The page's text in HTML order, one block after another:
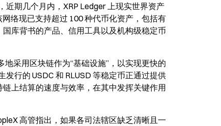
期几个月内，XRP Ledger 上现实世界资产
络现已支持超过 100 种代币化资产，包括有
国库背书的产品、信用工具以及机构级稳定币。
采用区块链作为“基础设施”，以实现更快的
行的 USDC 和 RLUSD 等稳定币正通过提供
上结算的速度与效率，在其中发挥关键作用。
高管指出，如果各司法辖区缺乏清晰且一